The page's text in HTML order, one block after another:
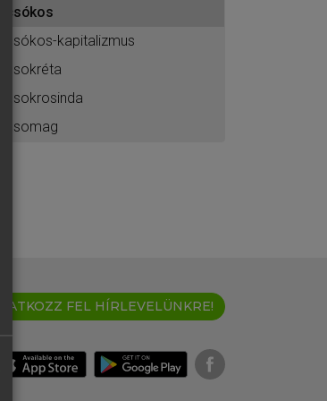
csókos
csókos-kapitalizmus
csokréta
csokrosinda
csomag
IRATKOZZ FEL HÍRLEVELÜNKRE!